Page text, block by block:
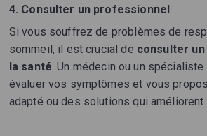
4. Consulter un professionnel
Si vous souffrez de problèmes de
sommeil, il est crucial de consulter
la santé. Un médecin ou un
évaluer vos symptômes et vous
adapté ou des solutions qui